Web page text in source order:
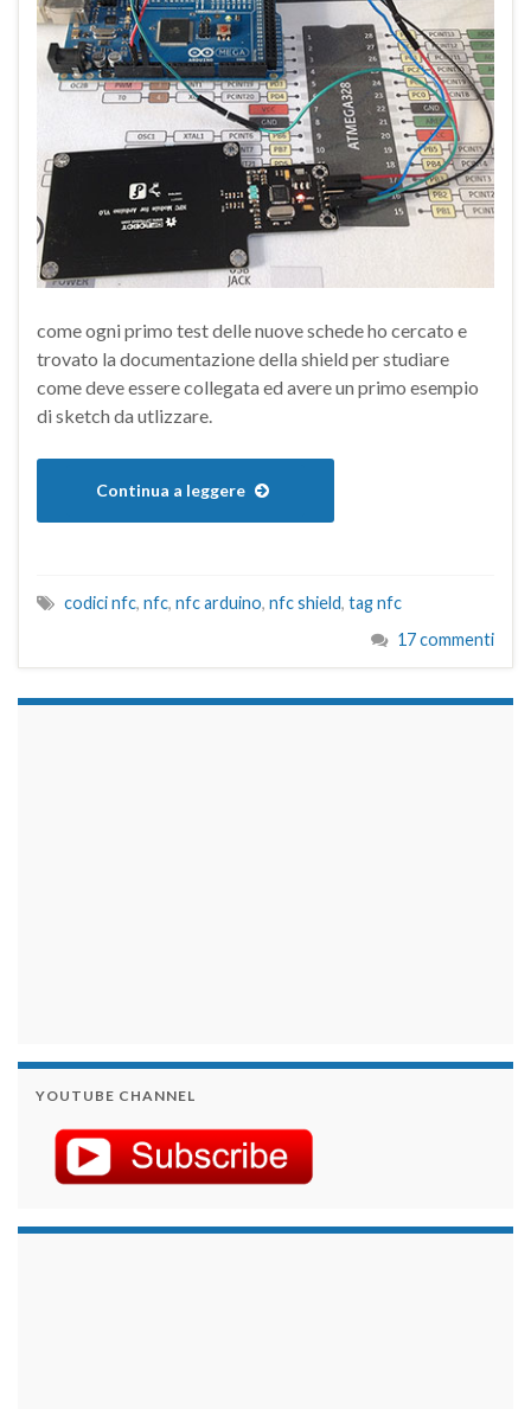
come ogni primo test delle nuove schede ho cercato e
trovato la documentazione della shield per studiare
come deve essere collegata ed avere un primo esempio
di sketch da utlizzare.
Continua a leggere
codici nfc, nfc, nfc arduino, nfc shield, tag nfc
17 commenti
YOUTUBE CHANNEL